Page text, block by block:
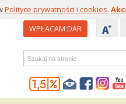
Polityce prywatności i cookies.
WPŁACAM DAR
Wyszukiwarka